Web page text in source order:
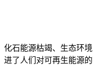
化石能源枯竭、生态环
进了人们对可再生能源